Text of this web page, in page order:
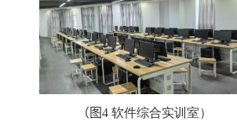
（ 图4 软件综合实训室）